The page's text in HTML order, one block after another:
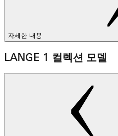
자세한 내용
LANGE 1 컬렉션 모델